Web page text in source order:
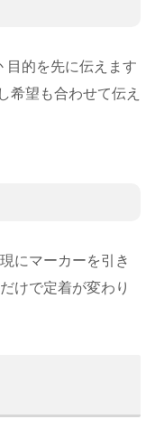
目的を先に伝えます
希望も合わせて伝え
にマーカーを引き
けで定着が変わり